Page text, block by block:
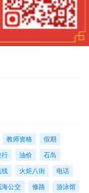
教师资格
假期
行 油价
石岛
线 火炬八街
电话
海公交 修路 游泳馆